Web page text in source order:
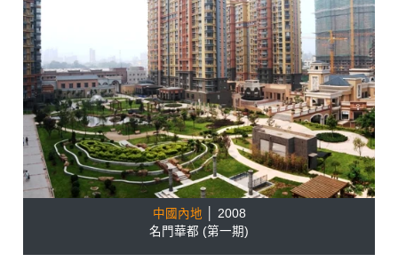
中國內地
│ 2008
名門華都 (第一期)